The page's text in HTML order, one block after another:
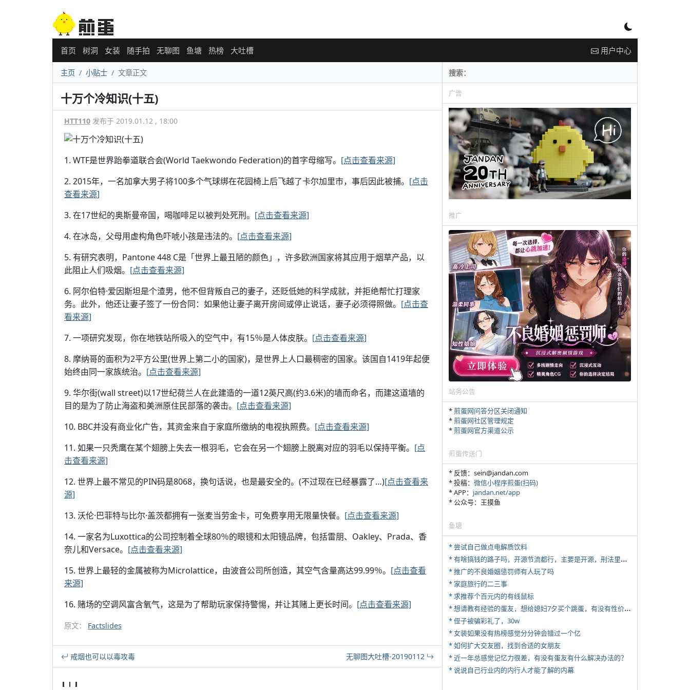
首页 树洞 女装 随手拍 无聊图 鱼塘 热榜 大吐槽 用户中心
主页 小贴士 文章正文
十万个冷知识(十五)
HTT110 发布于 2019.01.12 , 18:00
1. WTF是世界跆拳道联合会(World Taekwondo Federation)的首字母缩写。 [点击查看来源]
2. 2015年，一名加拿大男子将100多个气球绑在花园椅上后飞越了卡尔加里市，事后因此被捕。 [点击
查看来源]
3. 在17世纪的奥斯曼帝国，喝咖啡足以被判处死刑。 [点击查看来源]
4. 在冰岛，父母用虚构角色吓唬小孩是违法的。 [点击查看来源]
5. 有研究表明，Pantone 448 C是「世界上最丑陋的颜色」，许多欧洲国家将其应用于烟草产品，以
此阻止人们吸烟。 [点击查看来源]
6. 阿尔伯特·爱因斯坦是个渣男，他不但背叛自己的妻子，还贬低她的科学成就，并拒绝帮忙打理家
务。此外，他还让妻子签了一份合同：如果他让妻子离开房间或停止说话，妻子必须得照做。 [点击查
看来源]
7. 一项研究发现，你在地铁站所吸入的空气中，有15％是人体皮肤。 [点击查看来源]
8. 摩纳哥的面积为2平方公里(世界上第二小的国家)，是世界上人口最稠密的国家。该国自1419年起便
始终由同一家族统治。 [点击查看来源]
9. 华尔街(wall street)以17世纪荷兰人在此建造的一道12英尺高(约3.6米)的墙而命名，而建这道墙的
目的是为了防止海盗和美洲原住民部落的袭击。 [点击查看来源]
10. BBC并没有商业化广告，其资金来自于家庭所缴纳的电视执照费。 [点击查看来源]
11. 如果一只秃鹰在某个翅膀上失去一根羽毛，它会在另一个翅膀上脱离对应的羽毛以保持平衡。 [点
击查看来源]
12. 世界上最不常见的PIN码是8068，换句话说，也是最安全的。(不过现在已经暴露了…)[点击查看来
源]
13. 沃伦·巴菲特与比尔·盖茨都拥有一张麦当劳金卡，可免费享用无限量快餐。 [点击查看来源]
14. 一家名为Luxottica的公司控制着全球80％的眼镜和太阳镜品牌，包括雷朋、Oakley、Prada、香
奈儿和Versace。 [点击查看来源]
15. 世界上最轻的金属被称为Microlattice，由波音公司所创造，其空气含量高达99.99％。 [点击查看
来源]
16. 赌场的空调风富含氧气，这是为了帮助玩家保持警惕，并让其赌上更长时间。 [点击查看来源]
原文： Factslides
戒烟也可以以毒攻毒 无聊图大吐槽-20190112
广告
推广
站务公告
*煎蛋网问答分区关闭通知
*煎蛋网社区管理规定
*煎蛋网官方渠道公示
煎蛋传送门
* 反馈：sein@jandan.com
* 投稿： 微信小程序煎蛋(扫码)
* APP： jandan.net/app
* 公众号：王摸鱼
鱼塘
* 尝试自己做点电解质饮料
*
有啥搞钱的路子吗，开源节流都行，主要是开源，刑法里的咱不做
* 推广的不良婚姻惩罚师有人玩了吗
* 家庭旅行的二三事
* 求推荐个百元内的有线鼠标
*
想请教有经验的蛋友，想给媳妇7夕买个跳蛋，有没有性价比高的推荐
* 侄子被骗彩礼了，30w
* 女装如果没有热榜感觉分分钟会错过一个亿
* 如何扩大交友圈，找到合适的女朋友
* 近一年总感觉记忆力很差，有没有蛋友有什么解决办法的？
* 说说自己行业内的内行人才能了解的内幕